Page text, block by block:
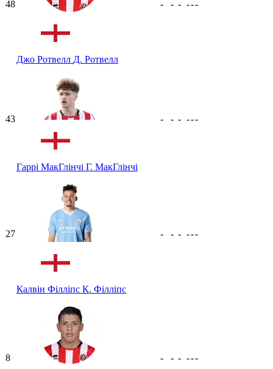
48
Джо Ротвелл Д. Ротвелл
- - - ---
43
Гаррі МакГлінчі Г. МакГлінчі
- - - ---
27
Калвін Філліпс К. Філліпс
- - - ---
8 - - - ---